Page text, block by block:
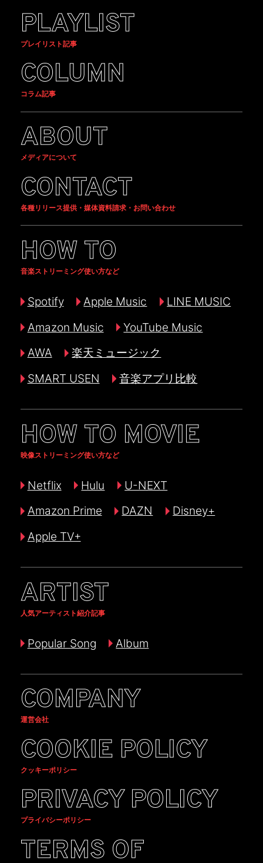
PLAYLIST
プレイリスト記事
COLUMN
コラム記事
ABOUT
メディアについて
CONTACT
各種リリース提供・媒体資料請求・お問い合わせ
HOW TO
音楽ストリーミング使い方など
Spotify Apple Music
LINE MUSIC
Amazon Music
YouTube Music
AWA
楽天ミュージック
SMART USEN
音楽アプリ比較
HOW TO MOVIE
映像ストリーミング使い方など
Netflix Hulu
U-NEXT
Amazon Prime
DAZN
Disney+
Apple TV+
ARTIST
人気アーティスト紹介記事
Popular Song Album
COMPANY
運営会社
COOKIE POLICY
クッキーポリシー
PRIVACY POLICY
プライバシーポリシー
TERMS OF